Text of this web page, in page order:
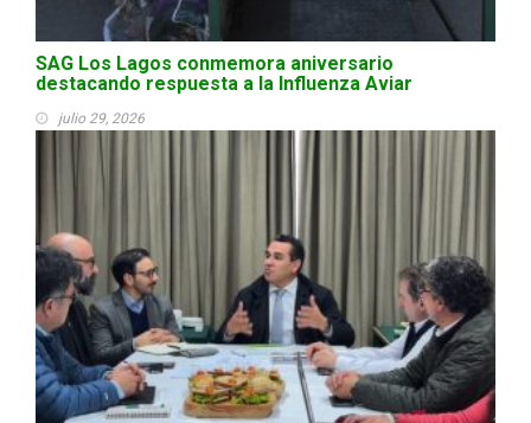
SAG Los Lagos conmemora aniversario
destacando respuesta a la Influenza Aviar
julio 29, 2026